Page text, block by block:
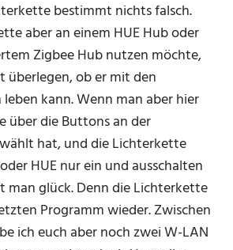
bestimmt nichts falsch.
aber an einem HUE Hub oder
Zigbee Hub nutzen möchte,
überlegen, ob er mit den
kann. Wenn man aber hier
über die Buttons an der
hat, und die Lichterkette
HUE nur ein und ausschalten
man glück. Denn die Lichterkette
Programm wieder. Zwischen
ich euch aber noch zwei W-LAN